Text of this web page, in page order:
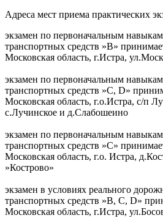
Адреса мест приема практических
экзамен по первоначальным
транспортных средств »В»
Московская область, г.Истра,
экзамен по первоначальным
транспортных средств »С, D»
Московская область, г.о.Истра, с/п
с.Лучинское и д.Слабошеино
экзамен по первоначальным
транспортных средств »С»
Московская область, г.о. Истра,
»Кострово»
экзамен в условиях реального
транспортных средств »В, C, D»
Московская область, г.Истра,